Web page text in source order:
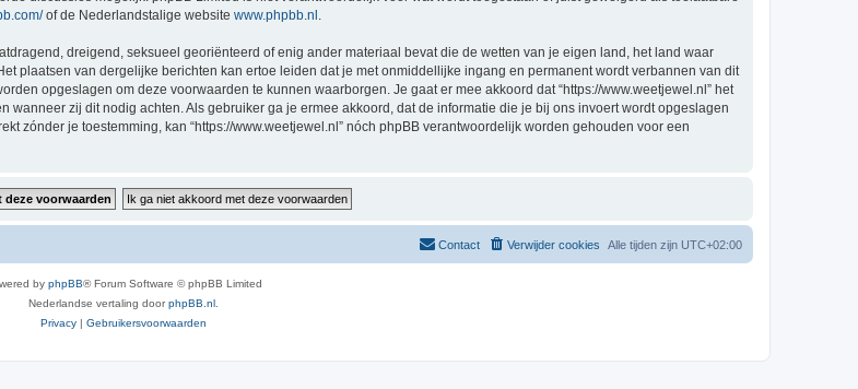
of de Nederlandstalige website www.phpbb.nl .
dreigend, seksueel georiënteerd of enig ander materiaal bevat die de wetten van je eigen land, het land waar
plaatsen van dergelijke berichten kan ertoe leiden dat je met onmiddellijke ingang en permanent wordt verbannen van dit
opgeslagen om deze voorwaarden te kunnen waarborgen. Je gaat er mee akkoord dat “https://www.weetjewel.nl” het
zij dit nodig achten. Als gebruiker ga je ermee akkoord, dat de informatie die je bij ons invoert wordt opgeslagen
zónder je toestemming, kan “https://www.weetjewel.nl” nóch phpBB verantwoordelijk worden gehouden voor een
Alle tijden zijn UTC+02:00
Verwijder cookies
Contact
by phpBB® Forum Software © phpBB Limited
Nederlandse vertaling doorphpBB.nl
Privacy | Gebruikersvoorwaarden